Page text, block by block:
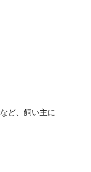
ど、飼い主に